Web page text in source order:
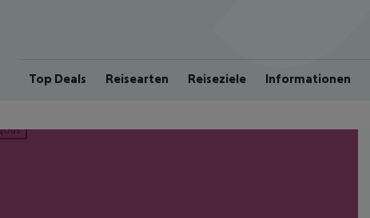
Top Deals Reisearten Reiseziele Informationen